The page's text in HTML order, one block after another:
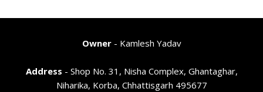
Owner- Kamlesh Yadav
Address - Shop No. 31, Nisha Complex, Ghantaghar,
Niharika, Korba, Chhattisgarh 495677